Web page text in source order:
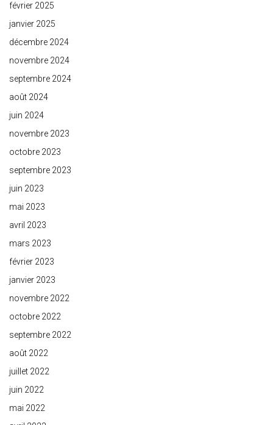
février 2025
janvier 2025
décembre 2024
novembre 2024
septembre 2024
août 2024
juin 2024
novembre 2023
octobre 2023
septembre 2023
juin 2023
mai 2023
avril 2023
mars 2023
février 2023
janvier 2023
novembre 2022
octobre 2022
septembre 2022
août 2022
juillet 2022
juin 2022
mai 2022